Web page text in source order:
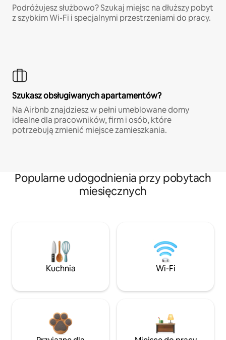
Podróżujesz służbowo? Szukaj miejsc na dłuższy pobyt
z szybkim Wi-Fi i specjalnymi przestrzeniami do pracy.
Szukasz obsługiwanych apartamentów?
Na Airbnb znajdziesz w pełni umeblowane domy
idealne dla pracowników, firm i osób, które
potrzebują zmienić miejsce zamieszkania.
Popularne udogodnienia przy pobytach
miesięcznych
Kuchnia Wi-Fi